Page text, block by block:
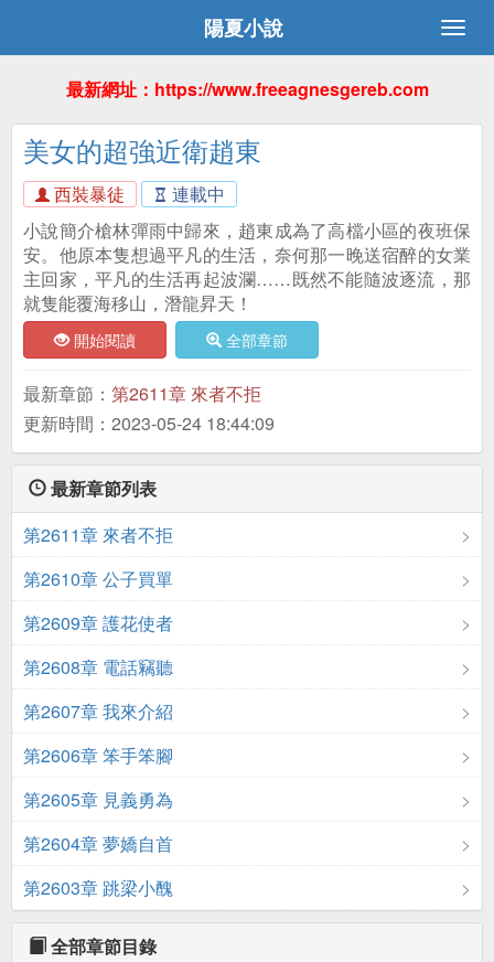
陽夏小說
最新網址：https://www.freeagnesgereb.com
美女的超強近衛趙東
西裝暴徒
連載中
小說簡介槍林彈雨中歸來，趙東成為了高檔小區的夜班保
安。他原本隻想過平凡的生活，奈何那一晚送宿醉的女業
主回家，平凡的生活再起波瀾……既然不能隨波逐流，那
就隻能覆海移山，潛龍昇天！
開始閱讀 全部章節
最新章節： 第2611章 來者不拒
更新時間：2023-05-24 18:44:09
最新章節列表
第2611章 來者不拒
第2610章 公子買單
第2609章 護花使者
第2608章 電話竊聽
第2607章 我來介紹
第2606章 笨手笨腳
第2605章 見義勇為
第2604章 夢嬌自首
第2603章 跳梁小醜
全部章節目錄